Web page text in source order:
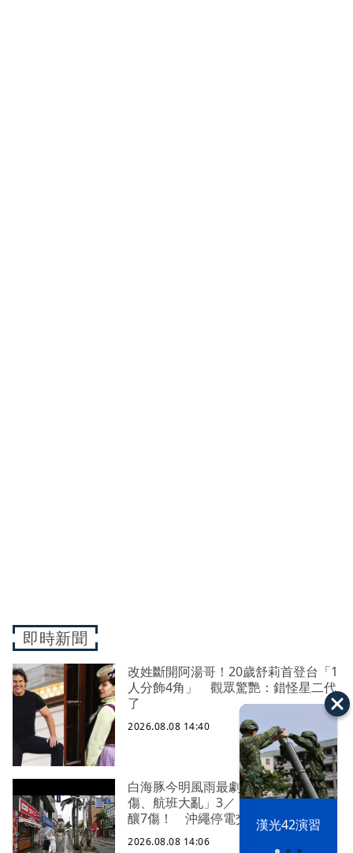
漢光42演習
即時新聞
改姓斷開阿湯哥！20歲舒莉首登台「1
人分飾4角」 觀眾驚艷：錯怪星二代
了
2026.08.08 14:40
白海豚今明風雨最劇 橫掃沖繩「釀7
傷、航班大亂」3／「白海豚」襲日本
釀7傷！ 沖繩停電交通亂 鹿兒島建
築毀
2026.08.08 14:06